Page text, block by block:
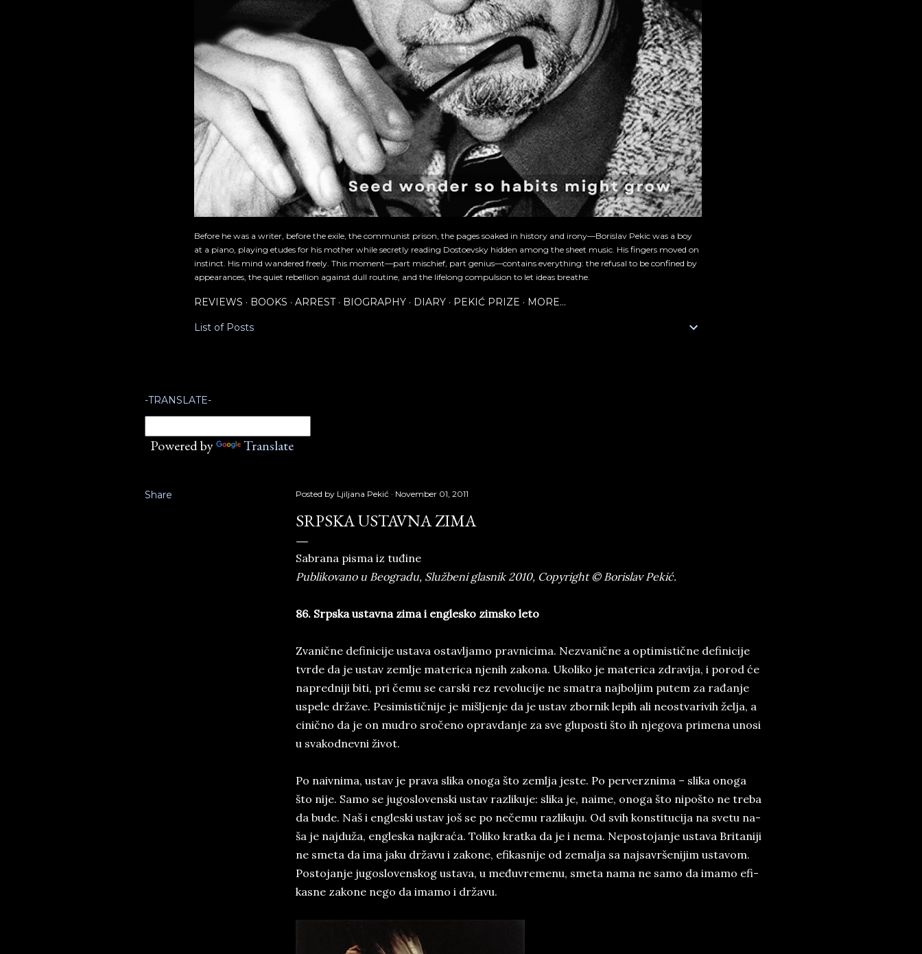
Before he was a writer, before the exile, the communist prison, the pages soaked in history and irony—Borislav Pekic was a boy
at a piano, playing etudes for his mother while secretly reading Dostoevsky hidden among the sheet music. His fingers moved on
instinct. His mind wandered freely. This moment—part mischief, part genius—contains everything: the refusal to be confined by
appearances, the quiet rebellion against dull routine, and the lifelong compulsion to let ideas breathe.
REVIEWS BOOKS ARREST BIOGRAPHY DIARY PEKIĆ PRIZE MORE…
List of Posts
-TRANSLATE-
Powered by Translate
Share Posted by Ljiljana Pekić November 01, 2011
SRP­SKA USTAV­NA ZI­MA
Sabrana pisma iz tuđine
Publikovano u Beogradu, Službeni glasnik 2010, Copyright © Borislav Pekić.
86. Srp­ska ustav­na zi­ma i en­gle­sko zim­sko le­to
Zva­nič­ne de­fi­ni­ci­je usta­va osta­vlja­mo prav­ni­ci­ma. Ne­zva­nič­ne a op­ti­mi­stič­ne de­fi­ni­ci­je
tvr­de da je ustav ze­mlje ma­te­ri­ca nje­nih za­ko­na. Uko­li­ko je ma­te­ri­ca zdra­vi­ja, i po­rod će
na­pred­ni­ji bi­ti, pri če­mu se car­ski rez re­vo­lu­ci­je ne sma­tra naj­bo­ljim pu­tem za ra­đa­nje
us­pe­le dr­ža­ve. Pe­si­mi­stič­ni­je je miš­lje­nje da je ustav zbor­nik le­pih ali neo­stva­ri­vih že­lja, a
ci­nič­no da je on mu­dro sro­če­no oprav­da­nje za sve glu­po­sti što ih nje­go­va pri­me­na uno­si
u sva­ko­dnev­ni ži­vot.
Po na­iv­ni­ma, ustav je pra­va sli­ka ono­ga što ze­mlja je­ste. Po per­verz­ni­ma – sli­ka ono­ga
što ni­je. Sa­mo se ju­go­slo­ven­ski ustav raz­li­ku­je: sli­ka je, na­i­me, ono­ga što ni­poš­to ne tre­ba
da bu­de. Naš i en­gle­ski ustav još se po ne­če­mu raz­li­ku­ju. Od svih kon­sti­tu­ci­ja na sve­tu na­
ša je naj­du­ža, en­gle­ska naj­kra­ća. To­li­ko krat­ka da je i ne­ma. Ne­po­sto­ja­nje usta­va Bri­ta­ni­ji
ne sme­ta da ima ja­ku dr­ža­vu i za­ko­ne, efi­ka­sni­je od ze­ma­lja sa naj­sa­vr­še­ni­jim usta­vom.
Po­sto­ja­nje ju­go­slo­ven­skog usta­va, u me­đu­vre­me­nu, sme­ta na­ma ne sa­mo da ima­mo efi­
ka­sne za­ko­ne ne­go da ima­mo i dr­ža­vu.